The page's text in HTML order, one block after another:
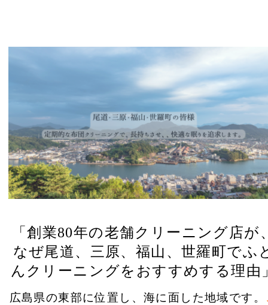
「創業80年の老舗クリーニング店が
なぜ尾道、三原、福山、世羅町でふ
んクリーニングをおすすめする理由
広島県の東部に位置し、海に面した地域です。